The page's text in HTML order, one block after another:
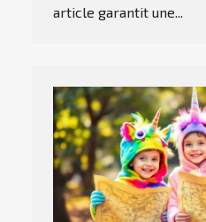
article garantit une...